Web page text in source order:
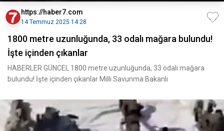
https://haber7.com
14 Temmuz 2025 14:28
1800 metre uzunluğunda, 33 odalı mağara bulundu!
İşte içinden çıkanlar
HABERLER GÜNCEL 1800 metre uzunluğunda, 33 odalı mağara
bulundu! İşte içinden çıkanlar Milli Savunma Bakanlı